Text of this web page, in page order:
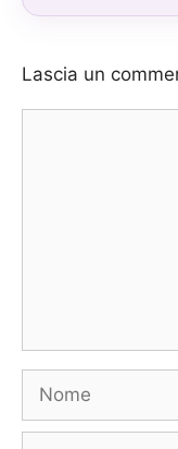
Lascia un
Nome